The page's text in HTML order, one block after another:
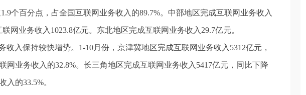
个百分点，占全国互联网业务收入的89.7%。中部地区完成互联网业务收入
网业务收入1023.8亿元。东北地区完成互联网业务收入29.7亿元。
收入保持较快增势。1-10月份，京津冀地区完成互联网业务收入5312亿元，
网业务收入的32.8%。长三角地区完成互联网业务收入5417亿元，同比下降
入的33.5%。